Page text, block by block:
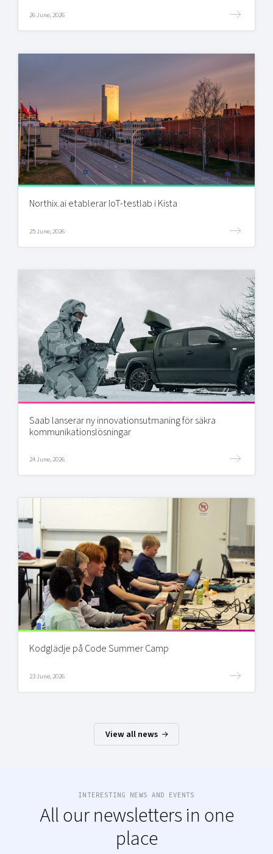
26 June, 2026
Northix.ai etablerar IoT-testlab i Kista
25 June, 2026
Saab lanserar ny innovationsutmaning för säkra
kommunikationslösningar
24 June, 2026
Kodglädje på Code Summer Camp
23 June, 2026
View all news
INTERESTING NEWS AND EVENTS
All our newsletters in one
place